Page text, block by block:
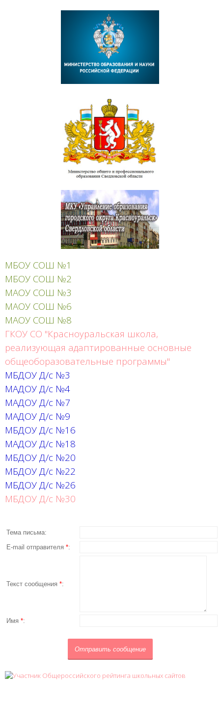
МБОУ СОШ №1
МБОУ СОШ №2
МАОУ СОШ №3
МАОУ СОШ №6
МАОУ СОШ №8
ГКОУ СО "Красноуральская школа,
реализующая адаптированные основные
общеоборазовательные программы"
МБДОУ Д/с №3
МАДОУ Д/с №4
МАДОУ Д/с №7
МАДОУ Д/с №9
МБДОУ Д/с №16
МАДОУ Д/с №18
МБДОУ Д/с №20
МБДОУ Д/с №22
МБДОУ Д/с №26
МБДОУ Д/с №30
Тема письма:
E-mail отправителя *:
Текст сообщения *:
Имя *: